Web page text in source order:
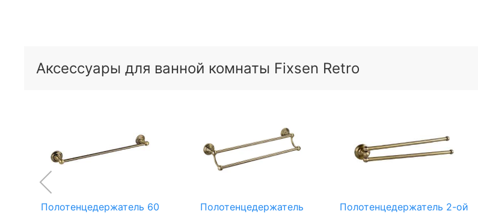
Аксессуары для ванной комнаты Fixsen Retro
Полотенцедержатель 60
Полотенцедержатель
Полотенцедержатель 2-ой